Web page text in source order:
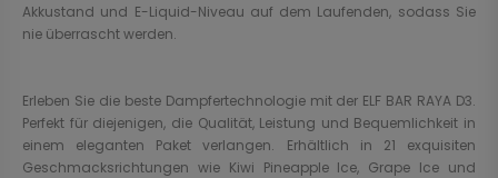
Akkustand und E-Liquid-Niveau auf dem Laufenden, sodass Sie
nie überrascht werden.
Erleben Sie die beste Dampfertechnologie mit der ELF BAR RAYA D3.
Perfekt für diejenigen, die Qualität, Leistung und Bequemlichkeit in
einem eleganten Paket verlangen. Erhältlich in 21 exquisiten
Geschmacksrichtungen wie Kiwi Pineapple Ice, Grape Ice und